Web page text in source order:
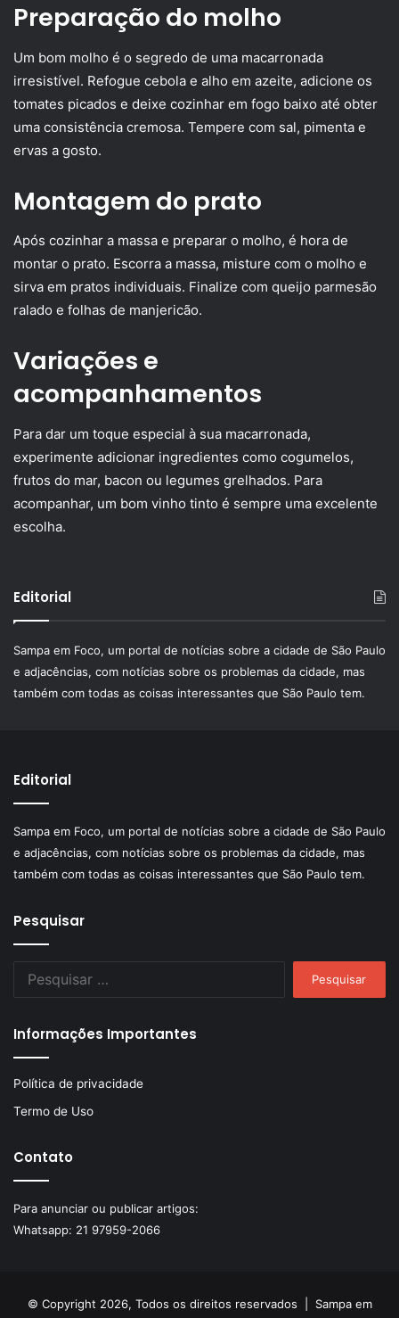
Preparação do molho
Um bom molho é o segredo de uma macarronada
irresistível. Refogue cebola e alho em azeite, adicione os
tomates picados e deixe cozinhar em fogo baixo até obter
uma consistência cremosa. Tempere com sal, pimenta e
ervas a gosto.
Montagem do prato
Após cozinhar a massa e preparar o molho, é hora de
montar o prato. Escorra a massa, misture com o molho e
sirva em pratos individuais. Finalize com queijo parmesão
ralado e folhas de manjericão.
Variações e
acompanhamentos
Para dar um toque especial à sua macarronada,
experimente adicionar ingredientes como cogumelos,
frutos do mar, bacon ou legumes grelhados. Para
acompanhar, um bom vinho tinto é sempre uma excelente
escolha.
Editorial
Sampa em Foco, um portal de notícias sobre a cidade de São Paulo
e adjacências, com notícias sobre os problemas da cidade, mas
também com todas as coisas interessantes que São Paulo tem.
Editorial
Sampa em Foco, um portal de notícias sobre a cidade de São Paulo
e adjacências, com notícias sobre os problemas da cidade, mas
também com todas as coisas interessantes que São Paulo tem.
Pesquisar
Informações Importantes
Política de privacidade
Termo de Uso
Contato
Para anunciar ou publicar artigos:
Whatsapp: 21 97959-2066
© Copyright 2026, Todos os direitos reservados | Sampa em